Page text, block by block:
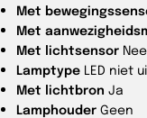
Met
Met
Met lichtsensor Nee
Lamptype LED niet
Met lichtbron Ja
Lamphouder Geen